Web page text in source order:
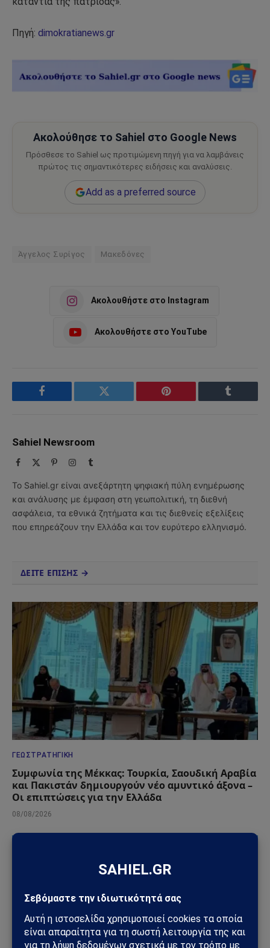
Πηγή: dimokratianews.gr
Ακολούθησε το Sahiel στο Google News
Πρόσθεσε το Sahiel ως προτιμώμενη πηγή για να λαμβάνεις
πρώτος τις σημαντικότερες ειδήσεις και αναλύσεις.
Add as a preferred source
Άγγελος Συρίγος Μακεδόνες
Ακολουθήστε στο Instagram
Ακολουθήστε στο YouTube
Facebook Twitter Pinterest Tumblr
Sahiel Newsroom
Facebook PinterestInstagram
Tumblr
Το Sahiel.gr είναι ανεξάρτητη ψηφιακή πύλη ενημέρωσης
και ανάλυσης με έμφαση στη γεωπολιτική, τη διεθνή
ασφάλεια, τα εθνικά ζητήματα και τις διεθνείς εξελίξεις
που επηρεάζουν την Ελλάδα και τον ευρύτερο ελληνισμό.
ΔΕΙΤΕ ΕΠΙΣΗΣ →
ΓΕΩΣΤΡΑΤΗΓΙΚΉ
Συμφωνία της Μέκκας: Τουρκία, Σαουδική Αραβία
και Πακιστάν δημιουργούν νέο αμυντικό άξονα –
Οι επιπτώσεις για την Ελλάδα
08/08/2026